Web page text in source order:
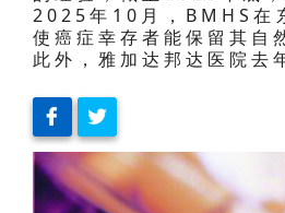
2025年10月，BMHS在
使癌症幸存者能保留其自
此外，雅加达邦达医院